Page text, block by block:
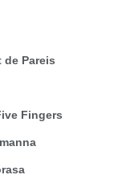
de Pareis
Fingers